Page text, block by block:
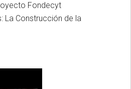
Fondecyt
La Construcción de la